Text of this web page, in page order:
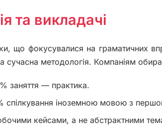
та викладачі
що фокусувалися на граматичних
методологія. Компаніям
заняття — практика.
спілкування іноземною мовою з
кейсами, а не абстрактними